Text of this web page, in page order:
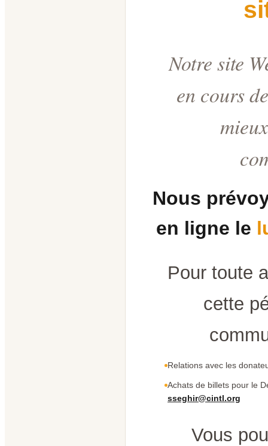
Notre site
en cours
Nous
en ligne le
Pour toute
cette
Relations avec les
Achats de billets pour le
sseghir@cintl.org
Vous